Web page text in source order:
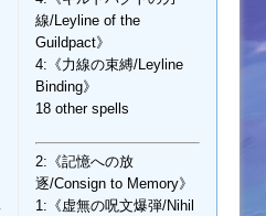
線/Leyline of the
Guildpact》
4:《力線の束縛/Leyline
Binding》
18 other spells
2:《記憶への放
逐/Consign to Memory》
1:《虚無の呪文爆弾/Nihil